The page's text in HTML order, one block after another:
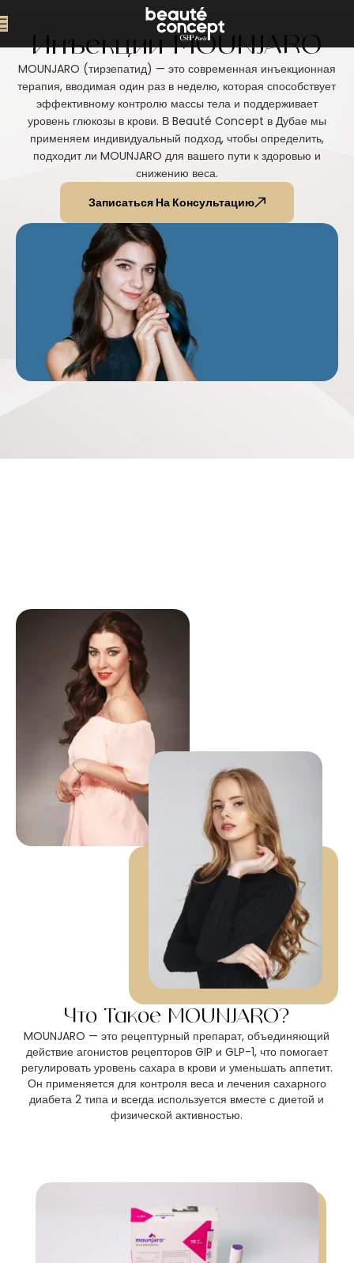
Инъекции MOUNJARO
MOUNJARO (тирзепатид) — это современная инъекционная
терапия, вводимая один раз в неделю, которая способствует
эффективному контролю массы тела и поддерживает
уровень глюкозы в крови. В Beauté Concept в Дубае мы
применяем индивидуальный подход, чтобы определить,
подходит ли MOUNJARO для вашего пути к здоровью и
снижению веса.
Записаться На Консультацию
Что Такое MOUNJARO?
MOUNJARO — это рецептурный препарат, объединяющий
действие агонистов рецепторов GIP и GLP-1, что помогает
регулировать уровень сахара в крови и уменьшать аппетит.
Он применяется для контроля веса и лечения сахарного
диабета 2 типа и всегда используется вместе с диетой и
физической активностью.